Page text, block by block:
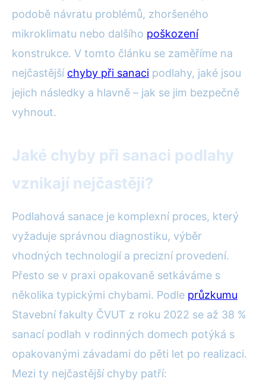
podobě návratu problémů, zhoršeného
mikroklimatu nebo dalšího poškození
konstrukce. V tomto článku se zaměříme na
nejčastější chyby při sanaci podlahy, jaké jsou
jejich následky a hlavně – jak se jim bezpečně
vyhnout.
Jaké chyby při sanaci podlahy
vznikají nejčastěji?
Podlahová sanace je komplexní proces, který
vyžaduje správnou diagnostiku, výběr
vhodných technologií a precizní provedení.
Přesto se v praxi opakovaně setkáváme s
několika typickými chybami. Podle průzkumu
Stavební fakulty ČVUT z roku 2022 se až 38 %
sanací podlah v rodinných domech potýká s
opakovanými závadami do pěti let po realizaci.
Mezi ty nejčastější chyby patří: